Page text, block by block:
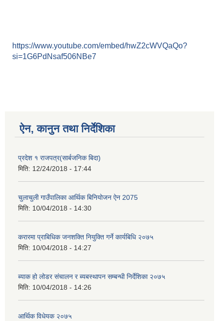
https://www.youtube.com/embed/hwZ2cWVQaQo?
si=1G6PdNsaf506NBe7
ऐन, कानुन तथा निर्देशिका
प्रदेश १ राजपत्र(सार्बजनिक बिदा)
मिति: 12/24/2018 - 17:44
चुलाचुली गाउँपालिका आर्थिक बिनियोजन ऐन 2075
मिति: 10/04/2018 - 14:30
करारमा प्राबिधिक जनशक्ति नियुक्ति गर्ने कार्यबिधि २०७५
मिति: 10/04/2018 - 14:27
ब्याक हो लोडर संचालन र ब्यबस्थापन सम्बन्धी निर्देशिका २०७५
मिति: 10/04/2018 - 14:26
आर्थिक विधेयक २०७५